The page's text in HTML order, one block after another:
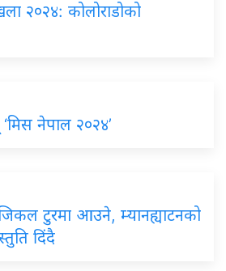
२०२४: कोलोराडोको
नेपाल २०२४’
टुरमा आउने, म्यानह्याटनको
दिंदै